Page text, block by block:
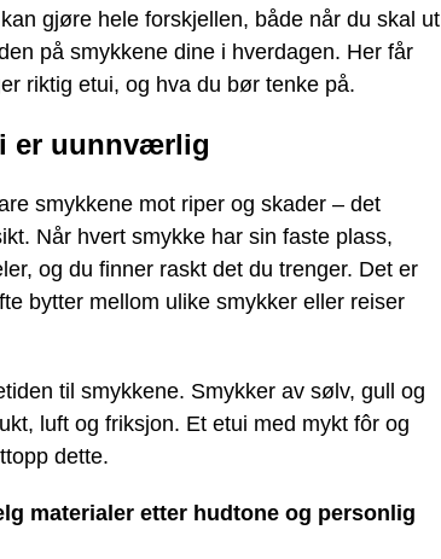
gjøre hele forskjellen, både når du skal ut
på smykkene dine i hverdagen. Her får
riktig etui, og hva du bør tenke på.
er uunnværlig
smykkene mot riper og skader – det
Når hvert smykke har sin faste plass,
og du finner raskt det du trenger. Det er
bytter mellom ulike smykker eller reiser
til smykkene. Smykker av sølv, gull og
luft og friksjon. Et etui med mykt fôr og
dette.
materialer etter hudtone og personlig